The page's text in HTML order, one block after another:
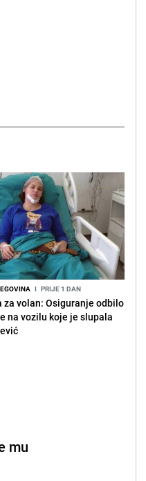
I PRIJE 1 DAN
za volan: Osiguranje odbilo
na vozilu koje je slupala
mu